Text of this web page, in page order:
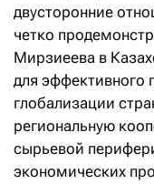
двусторонние
четко
Мирзиеева в
для эффективного
глобализации
региональную
сырьевой
экономических